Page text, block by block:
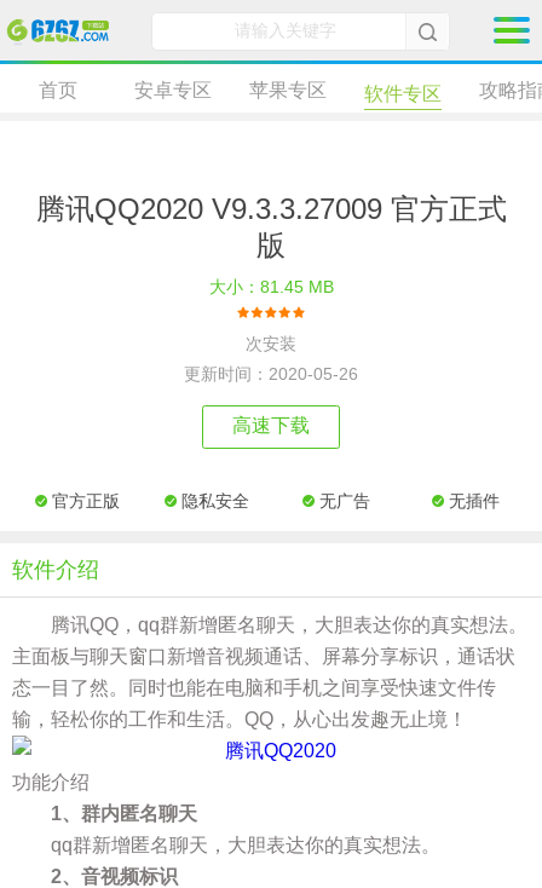
首页 安卓专区 苹果专区 软件专区 攻略指
腾讯QQ2020 V9.3.3.27009 官方正式
版
大小：81.45 MB
次安装
更新时间：2020-05-26
高速下载
官方正版 隐私安全 无广告 无插件
软件介绍
腾讯QQ，qq群新增匿名聊天，大胆表达你的真实想法。
主面板与聊天窗口新增音视频通话、屏幕分享标识，通话状
态一目了然。同时也能在电脑和手机之间享受快速文件传
输，轻松你的工作和生活。QQ，从心出发趣无止境！
功能介绍
1、群内匿名聊天
qq群新增匿名聊天，大胆表达你的真实想法。
2、音视频标识